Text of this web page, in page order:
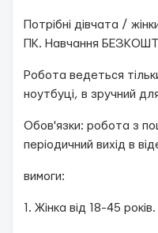
Потрібні дівчата /
ПК. Навчання
Робота ведеться
ноутбуці, в зручний
Обов'язки: робота з
періодичний вихід в
вимоги:
1. Жінка від 18-45 років.